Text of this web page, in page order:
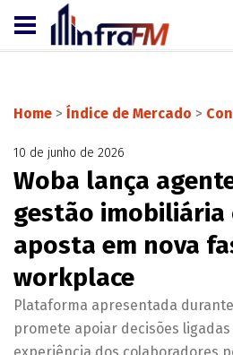
Home > Índice de Mercado >
10 de junho de 2026
Woba lança
gestão imobiliária
aposta em nova
workplace
Plataforma apresentada
promete apoiar decisões